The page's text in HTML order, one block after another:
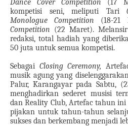
Dance Cover Competition (17
kompetisi seni, meliputi Tari
Monologue Competition (18-
Competition (22 Maret).
redaksi, total hadiah yang
50 juta untuk semua kompetisi.
Sebagai Closing Ceremony,
musik agung yang
Palur, Karangayar pada Sabtu,
menghadirkan sederet musisi
dan Reality Club, Artefac tahun
pijakan untuk tahun-tahun
sukses dan berkembang menjadi